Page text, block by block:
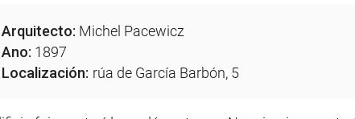
Arquitecto: Michel Pacewicz
Ano: 1897
Localización: rúa de García Barbón, 5